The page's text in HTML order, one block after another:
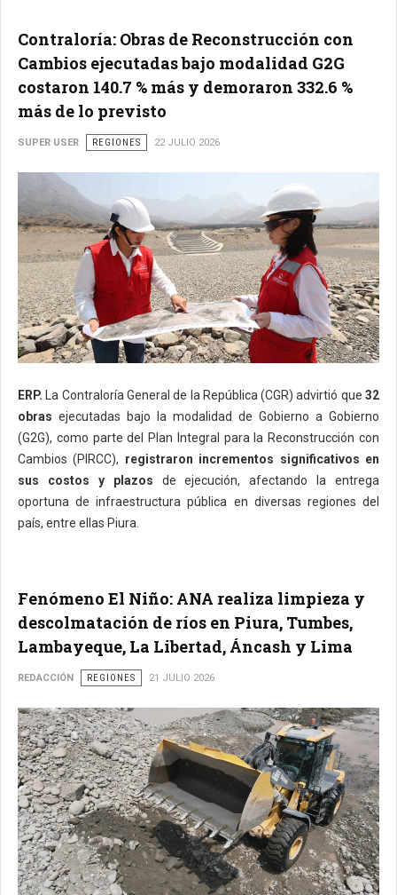
Contraloría: Obras de Reconstrucción con
Cambios ejecutadas bajo modalidad G2G
costaron 140.7 % más y demoraron 332.6 %
más de lo previsto
SUPER USER REGIONES 22 JULIO 2026
ERP. La Contraloría General de la República (CGR) advirtió que 32
obras ejecutadas bajo la modalidad de Gobierno a Gobierno
(G2G), como parte del Plan Integral para la Reconstrucción con
Cambios (PIRCC), registraron incrementos significativos en
sus costos y plazos de ejecución, afectando la entrega
oportuna de infraestructura pública en diversas regiones del
país, entre ellas Piura.
Fenómeno El Niño: ANA realiza limpieza y
descolmatación de ríos en Piura, Tumbes,
Lambayeque, La Libertad, Áncash y Lima
REDACCIÓN REGIONES 21 JULIO 2026